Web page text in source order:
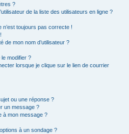
?
de la liste des utilisateurs en ligne ?
n’est toujours pas correcte !
de mon nom d’utilisateur ?
modifier ?
lorsque je clique sur le lien de courrier
ou une réponse ?
un message ?
à mon message ?
à un sondage ?